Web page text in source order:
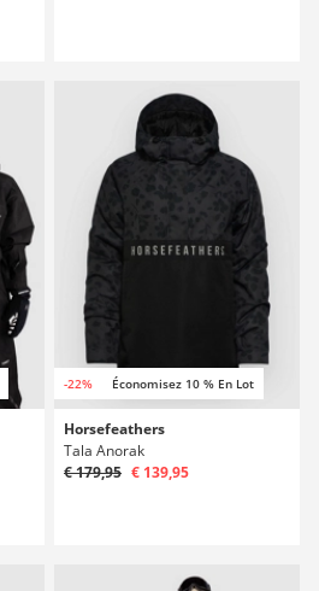
-22% Économisez 10 % En Lot
Horsefeathers
Tala Anorak
€ 179,95 € 139,95